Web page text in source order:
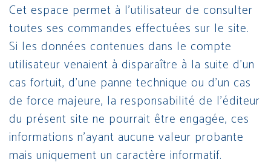
Cet espace permet à l’utilisateur de consulter
toutes ses commandes effectuées sur le site.
Si les données contenues dans le compte
utilisateur venaient à disparaître à la suite d’un
cas fortuit, d’une panne technique ou d’un cas
de force majeure, la responsabilité de l’éditeur
du présent site ne pourrait être engagée, ces
informations n’ayant aucune valeur probante
mais uniquement un caractère informatif.